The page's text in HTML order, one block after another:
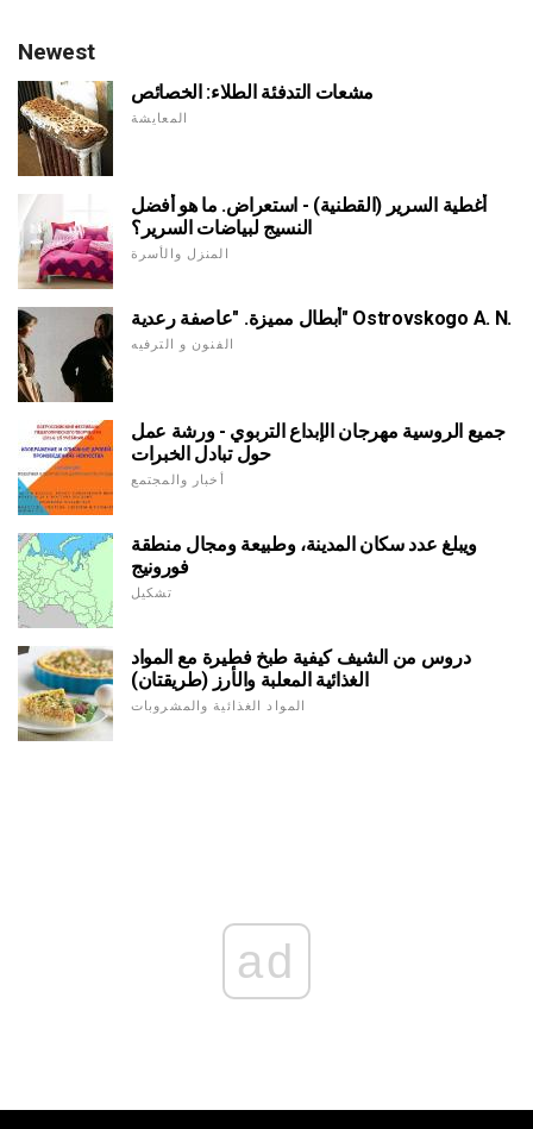
Newest
مشعات التدفئة الطلاء: الخصائص
المعايشة
أغطية السرير (القطنية) - استعراض. ما هو أفضل
النسيج لبياضات السرير؟
المنزل والأسرة
أبطال مميزة. "عاصفة رعدية" Ostrovskogo A. N.
الفنون و الترفيه
جميع الروسية مهرجان الإبداع التربوي - ورشة عمل
حول تبادل الخبرات
أخبار والمجتمع
ويبلغ عدد سكان المدينة، وطبيعة ومجال منطقة
فورونيج
تشكيل
دروس من الشيف كيفية طبخ فطيرة مع المواد
الغذائية المعلبة والأرز (طريقتان)
المواد الغذائية والمشروبات
ad